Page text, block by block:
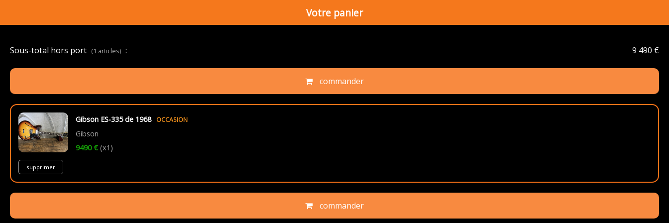
Votre panier
Sous-total hors port (1 articles) : 9 490 €
commander
Gibson ES-335 de 1968 OCCASION
Gibson
9490 € (x1)
supprimer
commander